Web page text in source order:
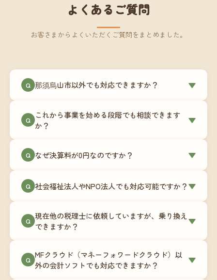
よくあるご質問
お客さまからよくいただくご質問をまとめました。
Q 那須烏山市以外でも対応できますか？ ▼
Zoomやチャットツールを使ったオンラインでのや
り取りが中心ですので、地域を問わずサポート可
の事業者さまにご利用いただいています。
Q
これから事業を始める段階でも相談できます
か？
▼
180,000円〜）をご用意しています。事業計画の段
談にも対応しています。
Q なぜ決算料が0円なのですか？ ▼
次で進めています。そのため、決算時に追加の作
リプション型の料金体系を実現しています。年間
コストが事前にわかるので、資金繰りの見通しも
Q 社会福祉法人やNPO法人でも対応可能ですか？▼
は営利法人とは会計基準や監査要件が異なるた
め、別途お見積りとなります。まずはお気軽にご
Q 現在他の税理士に依頼していますが、乗り換え
できますか？
▼
ます。前任の税理士事務所との連携や、過去の帳
簿データの移行もお手伝いします。決算期のタイ
Q MFクラウド（マネーフォワードクラウド）以
外の会計ソフトでも対応できますか？
▼